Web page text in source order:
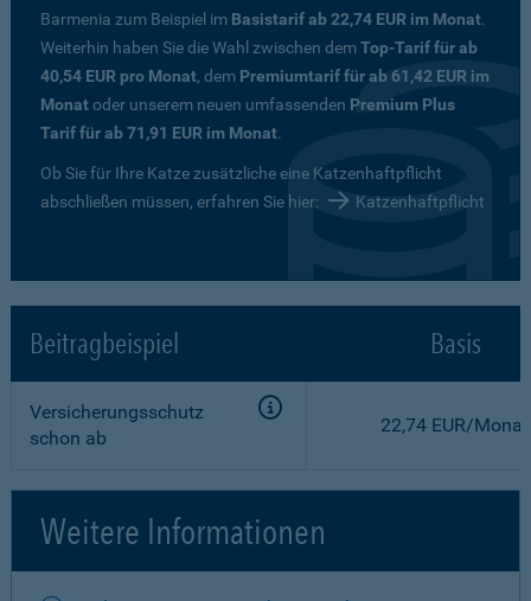
Barmenia zum Beispiel im Basistarif ab 22,74 EUR im Monat.
Weiterhin haben Sie die Wahl zwischen demTop-Tarif für ab
40,54 EUR pro Monat, dem Premiumtarif für ab 61,42 EUR im
Monatoder unserem neuen umfassenden Premium Plus
Tarif für ab 71,91 EUR im Monat.
Ob Sie für Ihre Katze zusätzliche eine Katzenhaftpflicht
abschließen müssen, erfahren Sie hier:
Katzenhaftpflicht
Beitragbeispiel Basis
Versicherungsschutz
schon ab
22,74 EUR/Monat
Weitere Informationen